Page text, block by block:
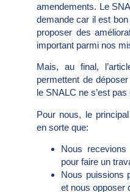
amendements. Le
demande car il est
proposer des
important parmi nos
Mais, au final,
permettent de
le SNALC ne s’est pas
Pour nous, le
en sorte que:
Nous
pour faire un
Nous puissions
et nous opposer